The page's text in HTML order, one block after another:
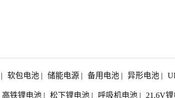
| 软包电池 | 储能电源 | 备用电池 | 异形电池 |
高铁锂电池 | 松下锂电池 | 呼吸机电池 | 21.6V